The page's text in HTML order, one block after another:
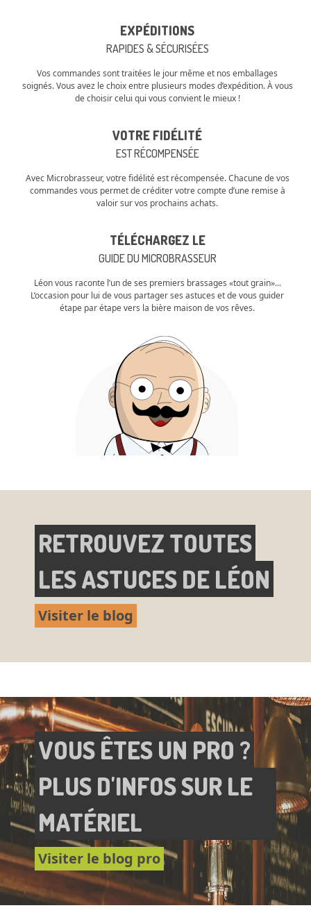
EXPÉDITIONS
RAPIDES & SÉCURISÉES
Vos commandes sont traitées le jour même et nos emballages
soignés. Vous avez le choix entre plusieurs modes d’expédition. À vous
de choisir celui qui vous convient le mieux !
VOTRE FIDÉLITÉ
EST RÉCOMPENSÉE
Avec Microbrasseur, votre fidélité est récompensée. Chacune de vos
commandes vous permet de créditer votre compte d’une remise à
valoir sur vos prochains achats.
TÉLÉCHARGEZ LE
GUIDE DU MICROBRASSEUR
Léon vous raconte l’un de ses premiers brassages «tout grain»...
L’occasion pour lui de vous partager ses astuces et de vous guider
étape par étape vers la bière maison de vos rêves.
RETROUVEZ TOUTES
LES ASTUCES DE LÉON
Visiter le blog
VOUS ÊTES UN PRO ?
PLUS D'INFOS SUR LE
MATÉRIEL
Visiter le blog pro